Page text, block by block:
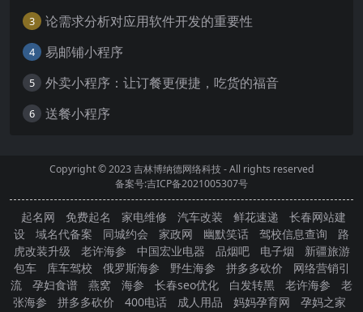
3 论需求分析对应用软件开发的重要性
4 易邮铺小程序
5 外卖小程序：让订餐更便捷，吃货的福音
6 送餐小程序
Copyright © 2023吉林博纳德网络科技- All rights reserved
备案号:吉ICP备2021005307号
起名网 免费起名 家电维修 汽车改装 鲜花速递
长春网站建
设
域名代备案 同城约会 家政网 幽默笑话 驾校信息查询
路
虎改装升级
老许海参 中国宏业电器 品烟吧 电子烟
新疆旅游
包车
库车驾校 俄罗斯海参 野生海参 拼多多砍价
网络营销引
流
孕妇食谱 燕窝 海参 长春seo优化 白发转黑 老许海参
老
张海参
拼多多砍价 400电话 成人用品 妈妈孕育网
孕妈之家